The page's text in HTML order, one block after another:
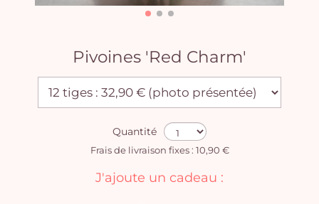
Pivoines 'Red Charm'
Quantité
Frais de livraison fixes : 10,90 €
J'ajoute un cadeau :